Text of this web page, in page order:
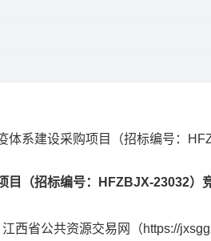
系建设采购项目（招标编号：
目（招标编号：HFZBJX-23032）
西省公共资源交易网（https://